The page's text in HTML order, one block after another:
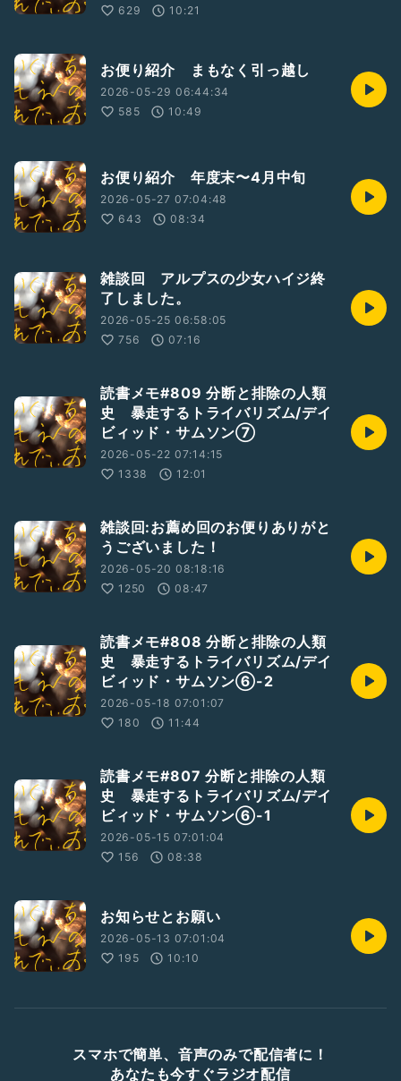
629
10:21
お便り紹介 まもなく引っ越し
2026-05-29 06:44:34
585
10:49
お便り紹介 年度末〜4月中旬
2026-05-27 07:04:48
643
08:34
雑談回 アルプスの少女ハイジ終
了しました。
2026-05-25 06:58:05
756
07:16
読書メモ#809 分断と排除の人類
史 暴走するトライバリズム/デイ
ビィッド・サムソン⑦
2026-05-22 07:14:15
1338
12:01
雑談回:お薦め回のお便りありがと
うございました！
2026-05-20 08:18:16
1250
08:47
読書メモ#808 分断と排除の人類
史 暴走するトライバリズム/デイ
ビィッド・サムソン⑥-2
2026-05-18 07:01:07
180
11:44
読書メモ#807 分断と排除の人類
史 暴走するトライバリズム/デイ
ビィッド・サムソン⑥-1
2026-05-15 07:01:04
156
08:38
お知らせとお願い
2026-05-13 07:01:04
195
10:10
スマホで簡単、音声のみで配信者に！
あなたも今すぐラジオ配信